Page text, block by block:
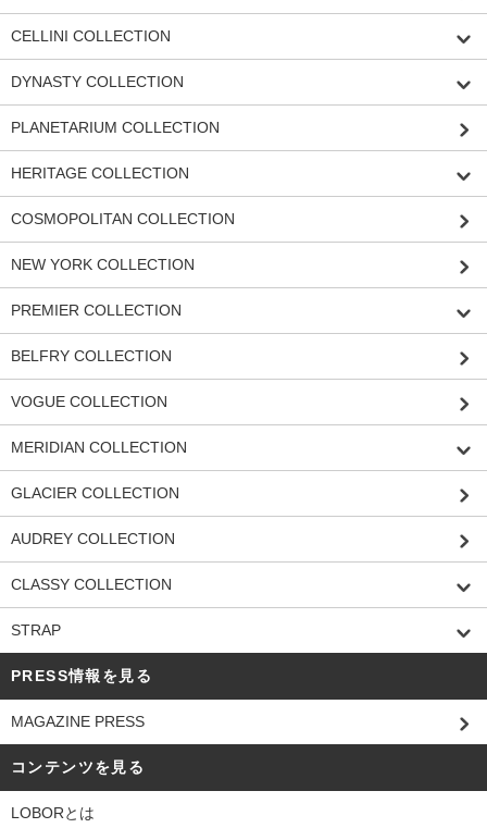
CELLINI COLLECTION
DYNASTY COLLECTION
PLANETARIUM COLLECTION
HERITAGE COLLECTION
COSMOPOLITAN COLLECTION
NEW YORK COLLECTION
PREMIER COLLECTION
BELFRY COLLECTION
VOGUE COLLECTION
MERIDIAN COLLECTION
GLACIER COLLECTION
AUDREY COLLECTION
CLASSY COLLECTION
STRAP
PRESS情報を見る
MAGAZINE PRESS
コンテンツを見る
LOBORとは